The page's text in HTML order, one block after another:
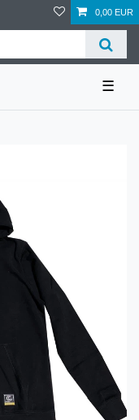
0,00 EUR
☰